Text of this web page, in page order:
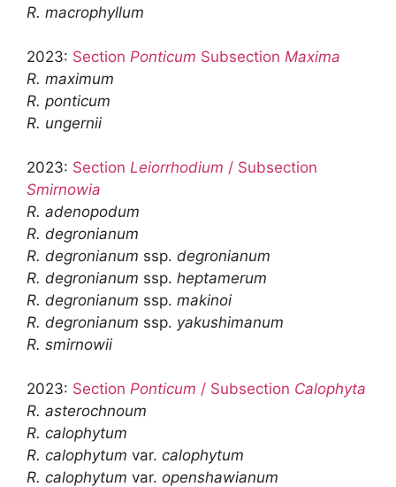
R. macrophyllum
2023: Section Ponticum Subsection Maxima
R. maximum
R. ponticum
R. ungernii
2023: Section Leiorrhodium / Subsection
Smirnowia
R. adenopodum
R. degronianum
R. degronianum ssp. degronianum
R. degronianum ssp. heptamerum
R. degronianum ssp. makinoi
R. degronianum ssp. yakushimanum
R. smirnowii
2023: Section Ponticum / Subsection Calophyta
R. asterochnoum
R. calophytum
R. calophytum var. calophytum
R. calophytum var. openshawianum